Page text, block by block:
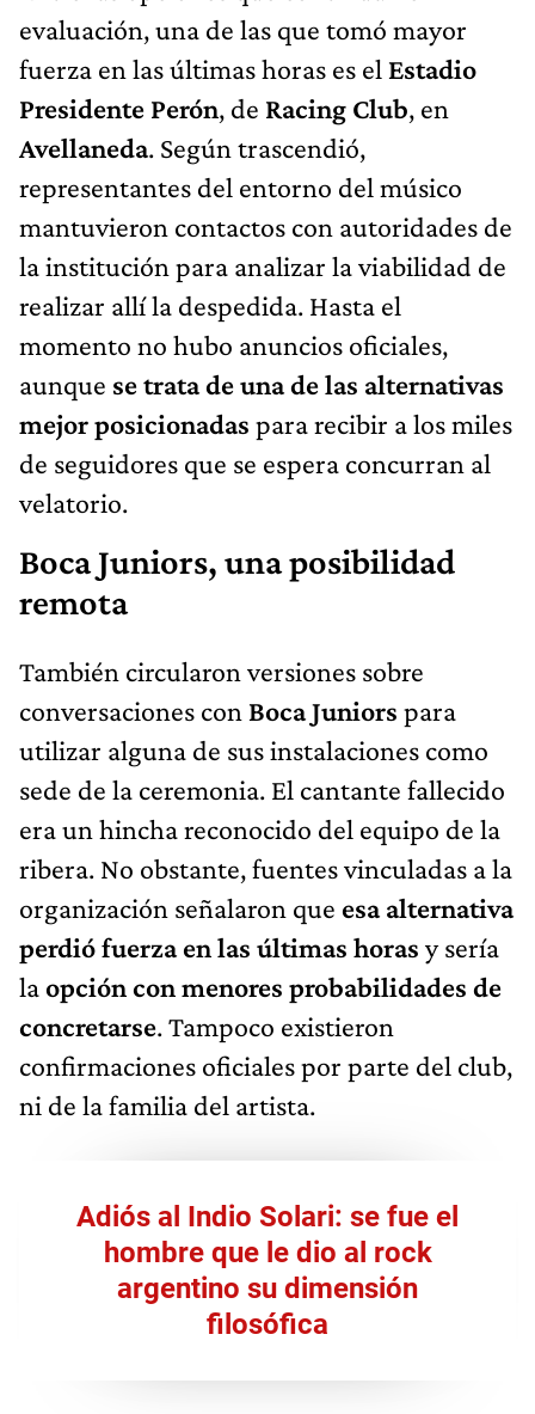
evaluación, una de las que tomó mayor
fuerza en las últimas horas es el Estadio
Presidente Perón, de Racing Club, en
Avellaneda. Según trascendió,
representantes del entorno del músico
mantuvieron contactos con autoridades de
la institución para analizar la viabilidad de
realizar allí la despedida. Hasta el
momento no hubo anuncios oficiales,
aunque se trata de una de las alternativas
mejor posicionadas para recibir a los miles
de seguidores que se espera concurran al
velatorio.
Boca Juniors, una posibilidad
remota
También circularon versiones sobre
conversaciones con Boca Juniors para
utilizar alguna de sus instalaciones como
sede de la ceremonia. El cantante fallecido
era un hincha reconocido del equipo de la
ribera. No obstante, fuentes vinculadas a la
organización señalaron que esa alternativa
perdió fuerza en las últimas horas y sería
laopción con menores probabilidades de
concretarse. Tampoco existieron
confirmaciones oficiales por parte del club,
ni de la familia del artista.
Adiós al Indio Solari: se fue el
hombre que le dio al rock
argentino su dimensión
filosófica